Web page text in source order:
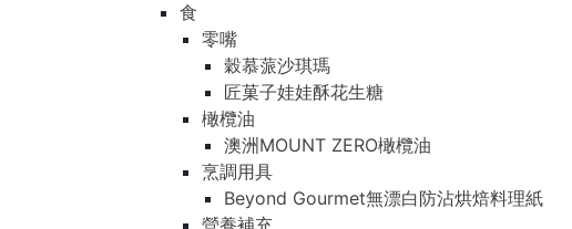
食
零嘴
穀慕蒎沙琪瑪
匠菓子娃娃酥花生糖
橄欖油
澳洲MOUNT ZERO橄欖油
烹調用具
Beyond Gourmet無漂白防沾烘焙料理紙
營養補充